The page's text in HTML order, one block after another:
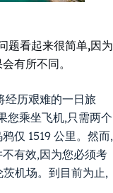
题看起来很简单,因为
有所不同。
经历艰难的一日旅
您乘坐飞机,只需两个
仅 1519 公里。然而,
有效,因为您必须考
机场。到目前为止,